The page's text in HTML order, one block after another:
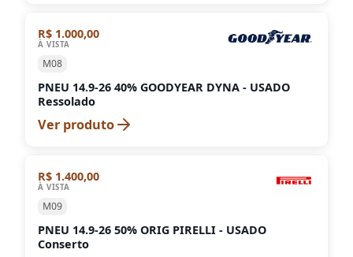
R$ 1.000,00
À VISTA
M08
PNEU 14.9-26 40% GOODYEAR DYNA - USADO
Ressolado
Ver produto
R$ 1.400,00
À VISTA
M09
PNEU 14.9-26 50% ORIG PIRELLI - USADO
Conserto